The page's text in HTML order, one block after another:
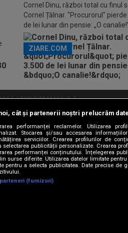
Cornel Dinu, război total cu finul
Cornel Țălnar. "Procurorul"
de lei lunar din pensie: „O
ZIARE.COM
/ DIGI ROMANIA S.A.
Digi Sport Retransmisie Digi Sport
mobil
cât și partenerii noștri prelucrăm
performanței reclamelor. Utilizarea
Stocarea și/sau accesarea
serviciilor. Crearea profilurilor de
selectarea publicității personalizate. Crearea
performanței conținutului. Înțelegerea
surse diferite. Utilizarea datelor limitate
pentru a selecta publicitatea. Date precise de
(furnizori)